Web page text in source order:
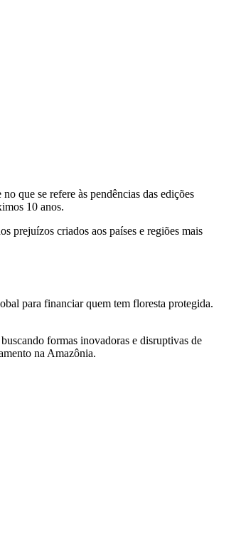
que se refere às pendências das edições
10 anos.
prejuízos criados aos países e regiões mais
para financiar quem tem floresta protegida.
formas inovadoras e disruptivas de
na Amazônia.